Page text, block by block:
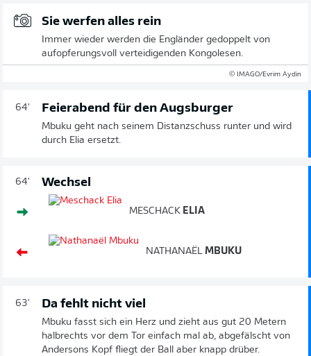
Sie werfen alles rein
Immer wieder werden die Engländer gedoppelt von
aufopferungsvoll verteidigenden Kongolesen.
© IMAGO/Evrim Aydin
64' Feierabend für den Augsburger
Mbuku geht nach seinem Distanzschuss runter und wird
durch Elia ersetzt.
64' Wechsel
MESCHACK ELIA
NATHANAËL MBUKU
63' Da fehlt nicht viel
Mbuku fasst sich ein Herz und zieht aus gut 20 Metern
halbrechts vor dem Tor einfach mal ab, abgefälscht von
Andersons Kopf fliegt der Ball aber knapp drüber.